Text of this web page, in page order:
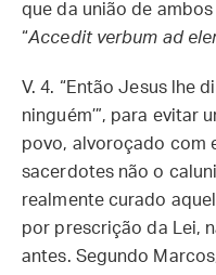
que da união de
“Accedit verbum ad
V. 4. “Então Jesus lhe
ninguém’”, para evitar
povo, alvoroçado com
sacerdotes não o
realmente curado
por prescrição da Lei,
antes. Segundo